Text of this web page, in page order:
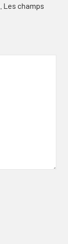
Les champs